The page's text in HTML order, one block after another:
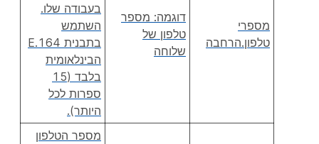
מספרי
טלפון.הרחבה
דוגמה: מספר
טלפון של
שלוחה
בעבודה שלו.
השתמש
בתבנית E.164
הבינלאומית
בלבד (15
ספרות לכל
היותר).
מספר הטלפון